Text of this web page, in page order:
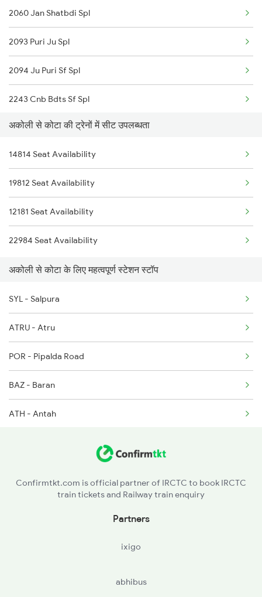
2299 Kota Indb Sf Spl
2300 Indb Kota Sf Sp
8213 Durg Aii Spl
8214 Aii Durg Exp Spl
8573 Vskp Bgkt Spl
8574 Bgkt Vskp Spl
18574 Bgkt Vskp Exp
9801 Nad
2060 Jan Shatbdi Spl
2093 Puri Ju Spl
2094 Ju Puri Sf Spl
2243 Cnb Bdts Sf Spl
2244 Bdts Kanpur Spl
2263 Nzm Duronto Spl
2264 Pune Duronto Spl
2281 Jbp Aii Special
2282 Aii Jbp Spl
2283 Ers Nzm Duronto
2284 Ers Duronto Spl
2299 Kota Indb Sf Spl
2300 Indb Kota Sf Sp
2401 Kota Ddn Spl
अकोली से कोटा की ट्रेनों में सीट उपलब्धता
14814 Seat Availability
19812 Seat Availability
12181 Seat Availability
22984 Seat Availability
अकोली से कोटा के लिए महत्वपूर्ण स्टेशन स्टॉप
SYL - Salpura
ATRU - Atru
POR - Pipalda Road
BAZ - Baran
ATH - Antah
Confirmtkt.com is official partner of IRCTC to book IRCTC
train tickets and Railway train enquiry
Partners
ixigo
abhibus